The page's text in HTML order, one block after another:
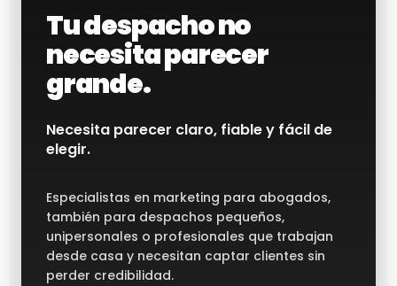
Tu despacho no
necesita parecer
grande.
Necesita parecer claro, fiable y fácil de
elegir.
Especialistas en marketing para abogados,
también para despachos pequeños,
unipersonales o profesionales que trabajan
desde casa y necesitan captar clientes sin
perder credibilidad.